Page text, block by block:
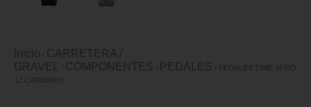
Inicio
CARRETERA /
GRAVEL
COMPONENTES PEDALES / PEDALES TIME XPRO
12 CARBONO